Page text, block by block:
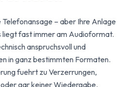
– aber Ihre Anlage
liegt fast immer am Audioformat.
anspruchsvoll und
in ganz bestimmten Formaten.
fuehrt zu Verzerrungen,
gar keiner Wiedergabe.